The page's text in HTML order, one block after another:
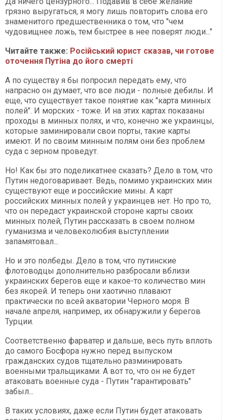
грязно выругаться, я могу лишь повторить слова его
знаменитого предшественника о том, что "чем
чудовищнее ложь, тем быстрее в нее поверят люди..."
Читайте также: Російський юрист сказав, чи готове
оточення Путіна до його смерті
А по существу я бы попросил передать ему, что
напрасно он думает, что все люди - полные дебилы. И
еще, что существует такое понятие как "карта минных
полей". И морских - тоже. И на этих картах показаны
проходы в минных полях, и что, конечно же украинцы,
которые заминировали свои порты, такие карты
имеют. И по своим минным полям они без проблем
суда с зерном проведут.
Но! Как бы это поделикатнее сказать? Дело в том, что
Путин недоговаривает. Ведь, помимо украинских мин
существуют еще и российские мины. А карт
российских минных полей у украинцев нет. Но про то,
что он передаст украинской стороне карты своих
минных полей, Путин рассказать в своем полном
гуманизма и человеколюбия выступлении
запамятовал...
Но и это полбеды. Дело в том, что путинские
флотоводцы дополнительно разбросали вблизи
украинских берегов еще и какое-то количество мин
без якорей. И теперь они хаотично плавают
практически по всей акватории Черного моря. В
начале апреля, например, их обнаружили у берегов
Турции.
Соответственно фарватер и дальше, весь путь вплоть
до самого Босфора нужно перед выпуском
гражданских судов тщательно разминировать
военными тральщиками. А вот то, что он не будет
атаковать военные суда - Путин "гарантировать"
забыл...
В таких условиях, даже если Путин будет атаковать